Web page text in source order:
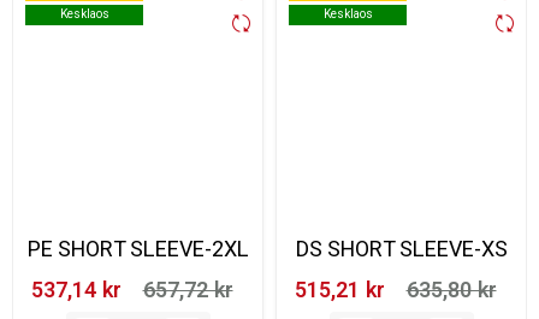
Kesklaos
Kesklaos
PE SHORT SLEEVE-2XL
537,14 kr‎
657,72 kr‎
Kesklaos
Kesklaos
DS SHORT SLEEVE-XS
515,21 kr‎
635,80 kr‎